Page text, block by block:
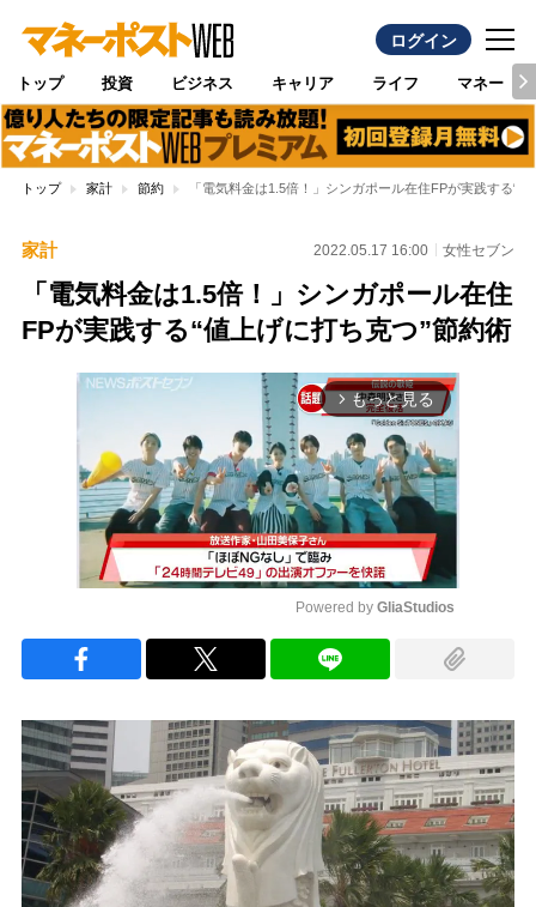
ログイン
トップ 投資 ビジネス キャリア ライフ マネー
トップ 家計 節約 「電気料金は1.5倍！」シンガポール在住FPが実践する“
家計 2022.05.17 16:00 女性セブン
「電気料金は1.5倍！」シンガポール在住
FPが実践する“値上げに打ち克つ”節約術
arrow_forward_ios もっと見る
Powered by GliaStudios